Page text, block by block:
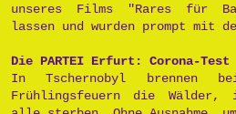
unseres Films "Rares für
lassen und wurden prompt mit
Die PARTEI Erfurt: Corona-Test
In Tschernobyl brennen
Frühlingsfeuern die Wälder,